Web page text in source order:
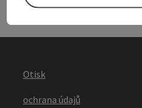
Otisk
ochrana údajů